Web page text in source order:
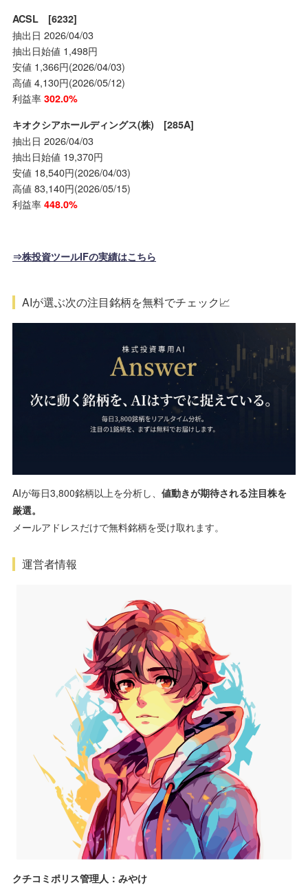
ACSL [6232]
抽出日 2026/04/03
抽出日始値 1,498円
安値 1,366円(2026/04/03)
高値 4,130円(2026/05/12)
利益率 302.0%
キオクシアホールディングス(株) [285A]
抽出日 2026/04/03
抽出日始値 19,370円
安値 18,540円(2026/04/03)
高値 83,140円(2026/05/15)
利益率 448.0%
⇒株投資ツールIFの実績はこちら
AIが選ぶ次の注目銘柄を無料でチェック📈
AIが毎日3,800銘柄以上を分析し、 値動きが期待される注目株を
厳選。
メールアドレスだけで無料銘柄を受け取れます。
運営者情報
クチコミポリス管理人：みやけ